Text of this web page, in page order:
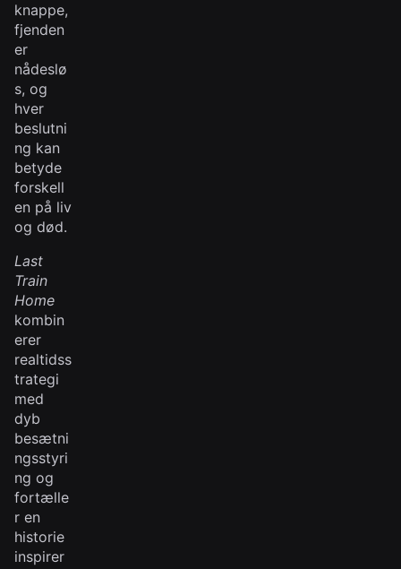
knappe,
fjenden
er
nådeslø
s, og
hver
beslutni
ng kan
betyde
forskell
en på liv
og død.
Last
Train
Home
kombin
erer
realtidss
trategi
med
dyb
besætni
ngsstyri
ng og
fortælle
r en
historie
inspirer